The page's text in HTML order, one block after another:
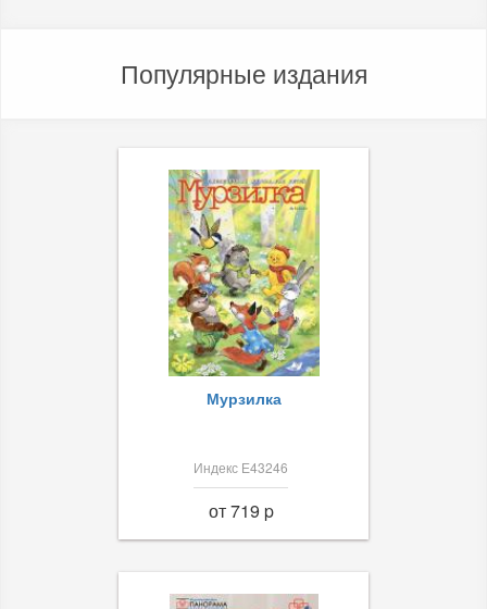
Популярные издания
Мурзилка
Индекс Е43246
от 719 p